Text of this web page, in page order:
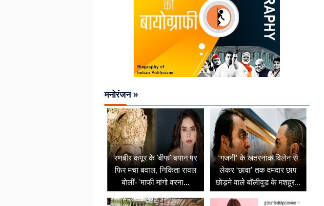
मनोरंजन »
रणबीर कपूर के 'बीफ' बयान पर
फिर मचा बवाल, निकिता रावल
बोलीं- 'माफी मांगो वरना...
‘गजनी’ के खतरनाक विलेन से
लेकर ‘छावा’ तक दमदार छाप
छोड़ने वाले बॉलीवुड के मशहूर...